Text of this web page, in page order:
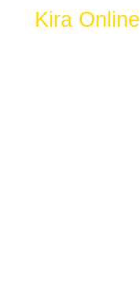
Kira Online